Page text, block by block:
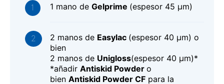
1 mano de Gelprime (espesor 45 μm)
2 manos de Easylac (espesor 40 μm) o
bien
2 manos de Unigloss(espesor 40 μm)*
*añadir Antiskid Powder o
bien Antiskid Powder CF para la